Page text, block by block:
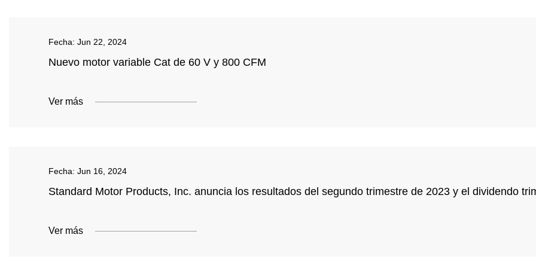
Fecha: Jun 22, 2024
Nuevo motor variable Cat de 60 V y 800 CFM
Ver más
Fecha: Jun 16, 2024
Standard Motor Products, Inc. anuncia los resultados del segundo trimestre de 2023 y el dividendo
Ver más